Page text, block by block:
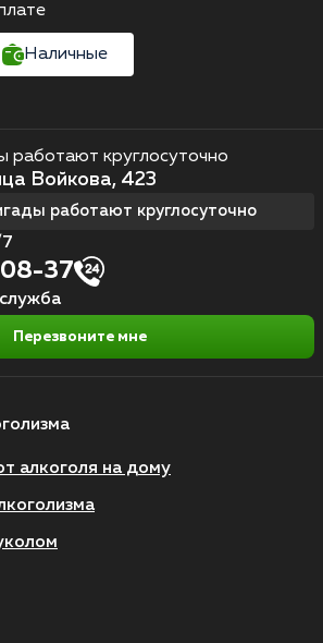
алкоголя на дому
работают круглосуточно
Войкова, 423
работают круглосуточно
37
Перезвоните мне
Наличные